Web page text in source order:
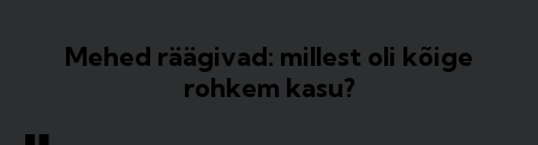
Mehed räägivad: millest oli kõige
rohkem kasu?